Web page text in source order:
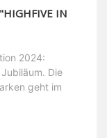
IN
2024:
Die
geht im